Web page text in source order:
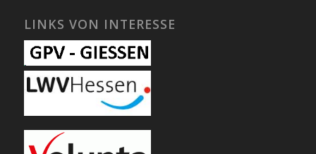
LINKS VON INTERESSE